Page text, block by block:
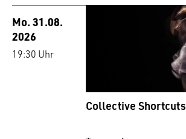
Mo. 31.08.
2026
19:30 Uhr
Collective Shortcuts